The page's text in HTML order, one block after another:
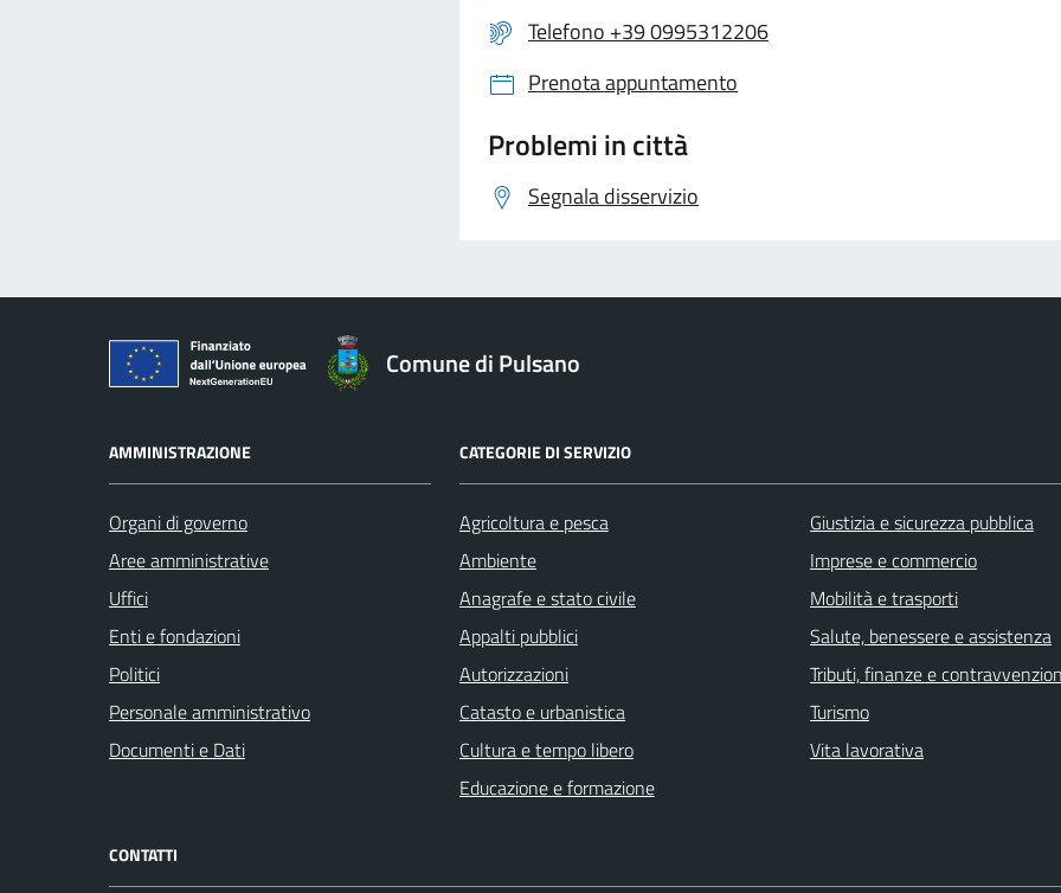
Telefono +39 0995312206
Prenota appuntamento
Problemi in città
Segnala disservizio
Comune di Pulsano
AMMINISTRAZIONE
Organi di governo
Aree amministrative
Uffici
Enti e fondazioni
Politici
Personale amministrativo
Documenti e Dati
CATEGORIE DI SERVIZIO
Agricoltura e pesca
Ambiente
Anagrafe e stato civile
Appalti pubblici
Autorizzazioni
Catasto e urbanistica
Cultura e tempo libero
Educazione e formazione
Giustizia e sicurezza pubblica
Imprese e commercio
Mobilità e trasporti
Salute, benessere e assistenza
Tributi, finanze e
Turismo
Vita lavorativa
CONTATTI